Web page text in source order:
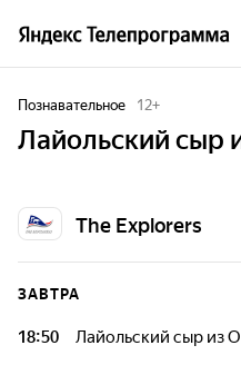
Познавательное 12+
Лайольский сыр
The Explorers
ЗАВТРА
18:50 Лайольский сыр из